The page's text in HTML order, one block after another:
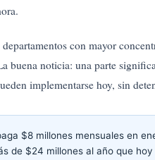
con mayor
buena noticia: una parte
implementarse hoy, sin
$8 millones mensuales en
de $24 millones al año que